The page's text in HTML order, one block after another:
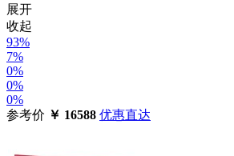
展开
收起
93%
7%
0%
0%
0%
参考价 ￥ 16588 优惠直达